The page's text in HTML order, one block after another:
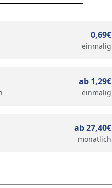
0,69€
einmalig
ab 1,29€
einmalig
ab 27,40€
monatlich